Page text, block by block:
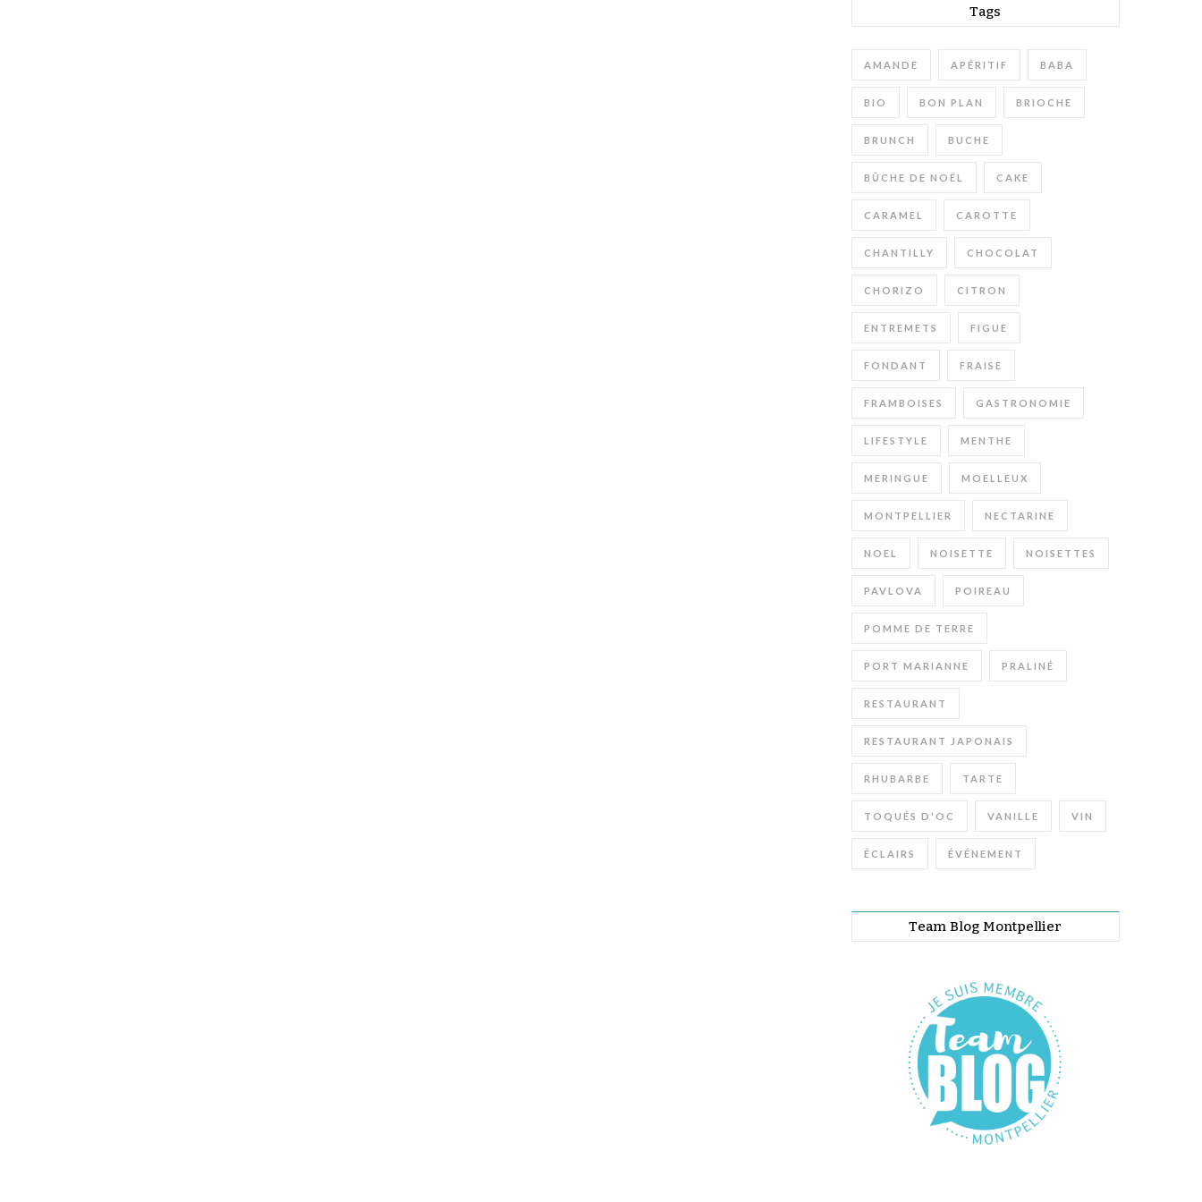
Tags
AMANDE APÉRITIF BABA
BIO BON PLAN BRIOCHE
BRUNCH BUCHE
BÛCHE DE NOËL CAKE
CARAMEL CAROTTE
CHANTILLY CHOCOLAT
CHORIZO CITRON
ENTREMETS FIGUE
FONDANT FRAISE
FRAMBOISES GASTRONOMIE
LIFESTYLE MENTHE
MERINGUE MOELLEUX
MONTPELLIER NECTARINE
NOEL NOISETTE NOISETTES
PAVLOVA POIREAU
POMME DE TERRE
PORT MARIANNE PRALINÉ
RESTAURANT
RESTAURANT JAPONAIS
RHUBARBE TARTE
TOQUÉS D'OC VANILLE VIN
ÉCLAIRS ÉVÉNEMENT
Team Blog Montpellier